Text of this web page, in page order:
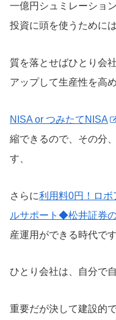
一億円シュミレーショ
投資に頭を使うために
質を落とせばひとり会
アップして生産性を高め
NISA or つみたてNISA
縮できるので、その分
す、
さらに利用料0円！ロボ
ルサポート◆松井証券
産運用ができる時代です
ひとり会社は、自分で
重要だが決して建設的